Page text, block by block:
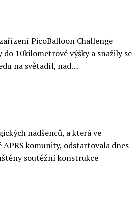
PicoBalloon Challenge
do 10kilometrové výšky a snažily se
na světadíl, nad…
nadšenců, a která ve
komunity, odstartovala dnes
soutěžní konstrukce